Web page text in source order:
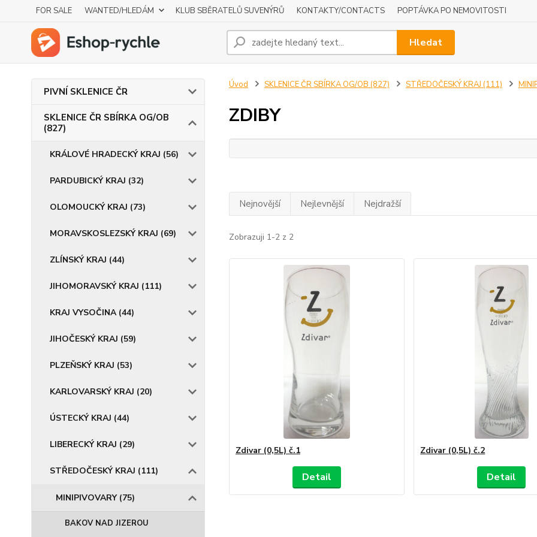
FOR SALE WANTED/HLEDÁM KLUB SBĚRATELŮ SUVENÝRŮ KONTAKTY/CONTACTS POPTÁVKA PO NEMOVITOSTI
Hledat
PIVNÍ SKLENICE ČR
SKLENICE ČR SBÍRKA OG/OB
(827)
KRÁLOVÉ HRADECKÝ KRAJ (56)
PARDUBICKÝ KRAJ (32)
OLOMOUCKÝ KRAJ (73)
MORAVSKOSLEZSKÝ KRAJ (69)
ZLÍNSKÝ KRAJ (44)
JIHOMORAVSKÝ KRAJ (111)
KRAJ VYSOČINA (44)
JIHOČESKÝ KRAJ (59)
PLZEŇSKÝ KRAJ (53)
KARLOVARSKÝ KRAJ (20)
ÚSTECKÝ KRAJ (44)
LIBERECKÝ KRAJ (29)
STŘEDOČESKÝ KRAJ (111)
MINIPIVOVARY (75)
BAKOV NAD JIZEROU
Úvod SKLENICE ČR SBÍRKA OG/OB (827) STŘEDOČESKÝ KRAJ (111)
ZDIBY
Nejnovější Nejlevnější Nejdražší
Zobrazuji 1-2 z 2
Zdivar (0,5L) č.1
Detail
Zdivar (0,5L) č.2
Detail